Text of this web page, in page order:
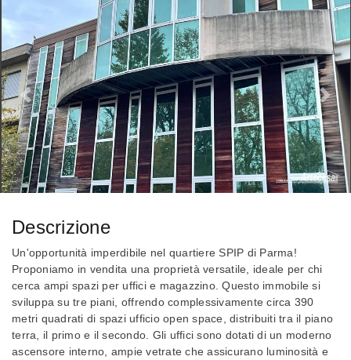
Descrizione
Un'opportunità imperdibile nel quartiere SPIP di Parma!
Proponiamo in vendita una proprietà versatile, ideale per chi
cerca ampi spazi per uffici e magazzino. Questo immobile si
sviluppa su tre piani, offrendo complessivamente circa 390
metri quadrati di spazi ufficio open space, distribuiti tra il piano
terra, il primo e il secondo. Gli uffici sono dotati di un moderno
ascensore interno, ampie vetrate che assicurano luminosità e